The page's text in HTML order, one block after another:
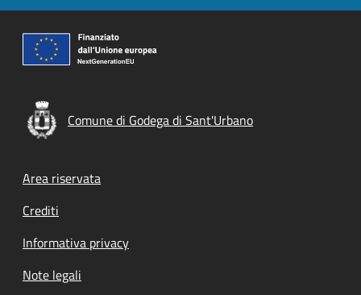
Comune di Godega di Sant'Urbano
Footer menu
Area riservata
Crediti
Informativa privacy
Note legali